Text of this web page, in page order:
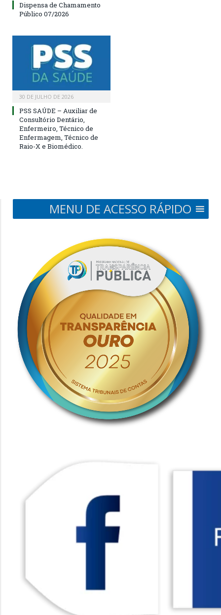
Dispensa de Chamamento
Público 07/2026
30 DE JULHO DE 2026
PSS SAÚDE – Auxiliar de
Consultório Dentário,
Enfermeiro, Técnico de
Enfermagem, Técnico de
Raio-X e Biomédico.
MENU DE ACESSO RÁPIDO